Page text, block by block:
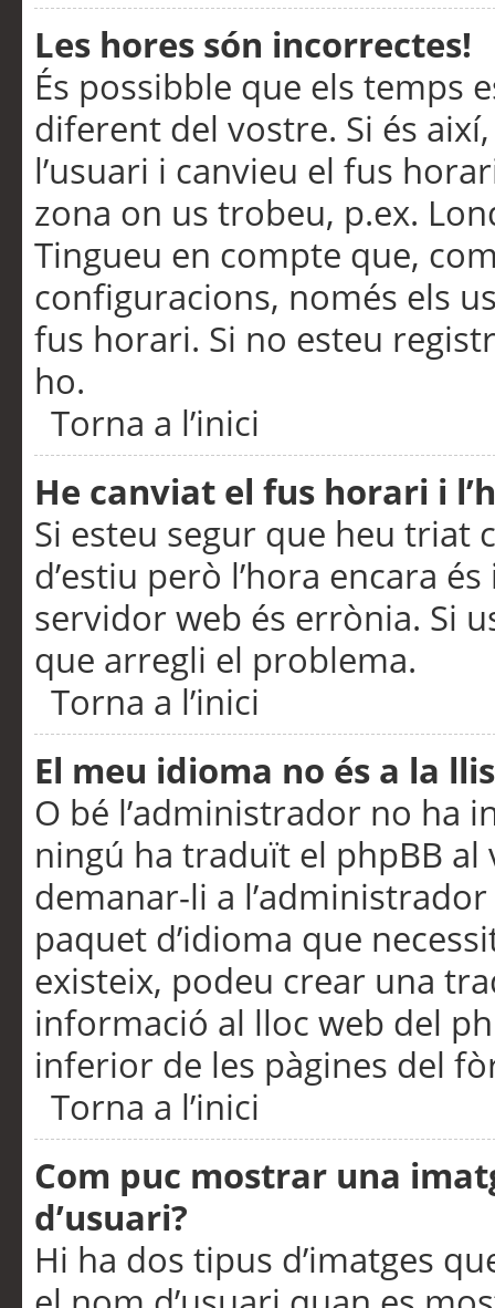
Les hores són incorrectes!
És possibble que els temps
diferent del vostre. Si és
l’usuari i canvieu el fus
zona on us trobeu, p.ex.
Tingueu en compte que,
configuracions, només els
fus horari. Si no esteu
ho.
Torna a l’inici
He canviat el fus horari i
Si esteu segur que heu triat
d’estiu però l’hora encara
servidor web és errònia. Si
que arregli el problema.
Torna a l’inici
El meu idioma no és a la
O bé l’administrador no ha
ningú ha traduït el phpBB
demanar-li a
paquet d’idioma que
existeix, podeu crear una
informació al lloc web del
inferior de les pàgines del
Torna a l’inici
Com puc mostrar una
d’usuari?
Hi ha dos tipus d’imatges